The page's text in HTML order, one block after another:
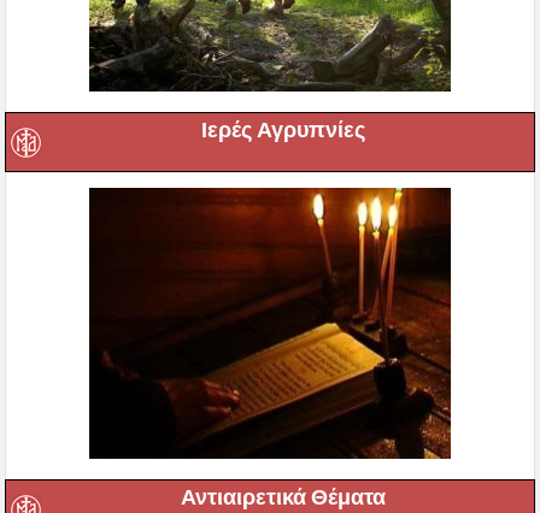
Ιερές Αγρυπνίες
Αντιαιρετικά Θέματα